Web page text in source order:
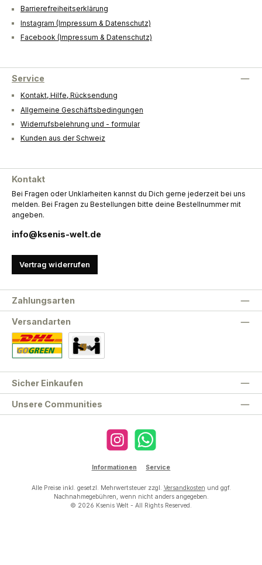
Barrierefreiheitserklärung
Instagram (Impressum & Datenschutz)
Facebook (Impressum & Datenschutz)
Service
Kontakt, Hilfe, Rücksendung
Allgemeine Geschäftsbedingungen
Widerrufsbelehrung und - formular
Kunden aus der Schweiz
Kontakt
Bei Fragen oder Unklarheiten kannst du Dich gerne jederzeit bei uns
melden. Bei Fragen zu Bestellungen bitte deine Bestellnummer mit
angeben.
info@ksenis-welt.de
Vertrag widerrufen
Unsere Communities
Zahlungsarten
Versandarten
Sicher Einkaufen
Instagram WhatsApp
Informationen Service
Alle Preise inkl. gesetzl. Mehrwertsteuer zzgl. Versandkosten und ggf.
Nachnahmegebühren, wenn nicht anders angegeben.
© 2026 Ksenis Welt - All Rights Reserved.